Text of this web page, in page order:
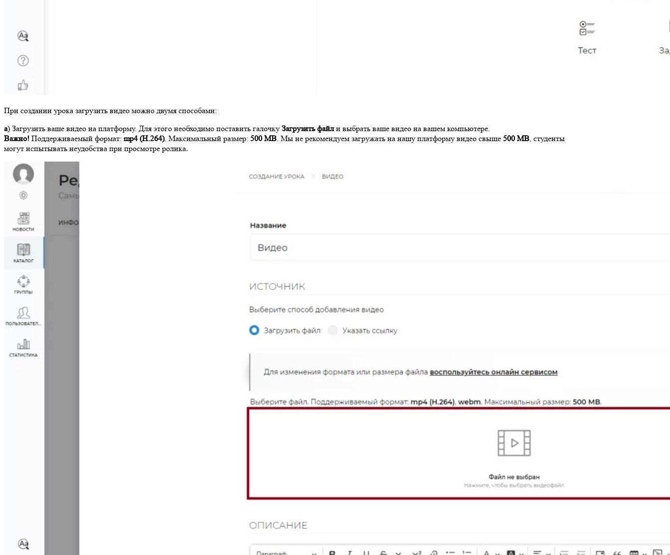
При создании урока загрузить видео можно двумя способами:
а) Загрузить ваше видео на платформу. Для этого необходимо поставить галочку Загрузить файли выбрать ваше видео на вашем компьютере.
Важно! Поддерживаемый формат: mp4 (H.264). Максимальный размер: 500 MB. Мы не рекомендуем загружать на нашу платформу видео свыше 500 MB, студенты
могут испытывать неудобства при просмотре ролика.